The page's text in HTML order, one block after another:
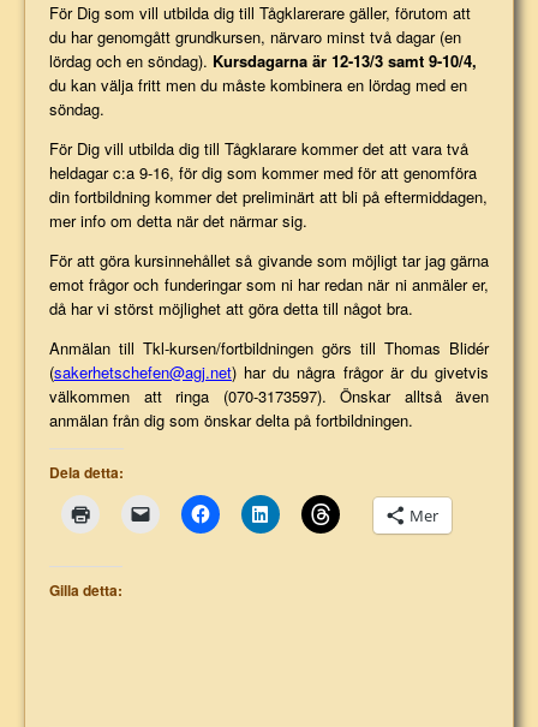
För Dig som vill utbilda dig till Tågklarerare gäller, förutom att
du har genomgått grundkursen, närvaro minst två dagar (en
lördag och en söndag). Kursdagarna är 12-13/3 samt 9-10/4,
du kan välja fritt men du måste kombinera en lördag med en
söndag.
För Dig vill utbilda dig till Tågklarare kommer det att vara två
heldagar c:a 9-16, för dig som kommer med för att genomföra
din fortbildning kommer det preliminärt att bli på eftermiddagen,
mer info om detta när det närmar sig.
För att göra kursinnehållet så givande som möjligt tar jag gärna
emot frågor och funderingar som ni har redan när ni anmäler er,
då har vi störst möjlighet att göra detta till något bra.
Anmälan till Tkl-kursen/fortbildningen görs till Thomas Blidér
(sakerhetschefen@agj.net) har du några frågor är du givetvis
välkommen att ringa (070-3173597). Önskar alltså även
anmälan från dig som önskar delta på fortbildningen.
Dela detta:
Mer
Gilla detta: